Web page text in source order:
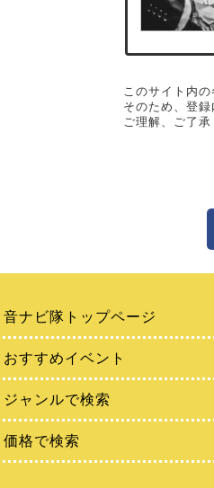
このサイト内
そのため、登
ご理解、ご了承
音ナビ隊トップページ
おすすめイベント
ジャンルで検索
価格で検索